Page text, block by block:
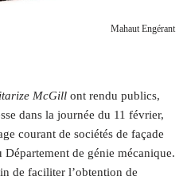
Mahaut Engérant
McGill ont rendu publics,
dans la journée du 11 février,
courant de sociétés de façade
de génie mécanique.
de faciliter l’obtention de